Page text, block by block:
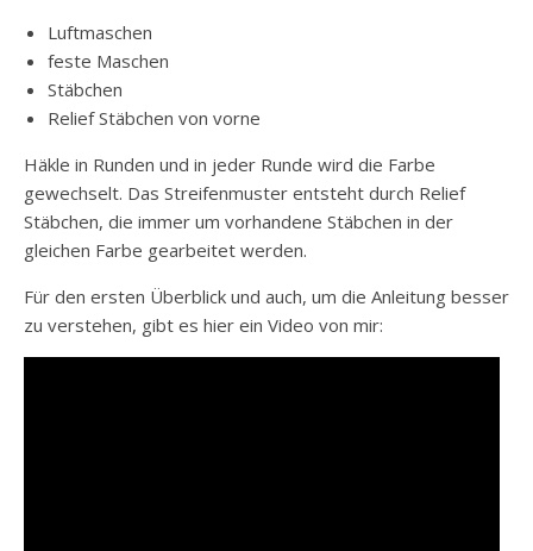
Luftmaschen
feste Maschen
Stäbchen
Relief Stäbchen von vorne
Häkle in Runden und in jeder Runde wird die Farbe
gewechselt. Das Streifenmuster entsteht durch Relief
Stäbchen, die immer um vorhandene Stäbchen in der
gleichen Farbe gearbeitet werden.
Für den ersten Überblick und auch, um die Anleitung besser
zu verstehen, gibt es hier ein Video von mir: